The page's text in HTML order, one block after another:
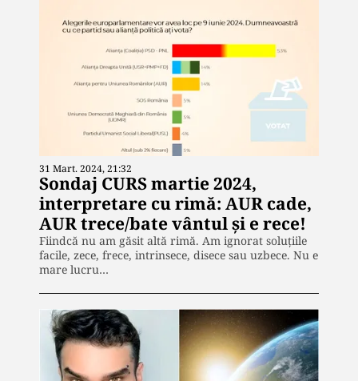
31 Mart. 2024, 21:32
Sondaj CURS martie 2024,
interpretare cu rimă: AUR cade,
AUR trece/bate vântul și e rece!
Fiindcă nu am găsit altă rimă. Am ignorat soluțiile
facile, zece, frece, intrinsece, disece sau uzbece. Nu e
mare lucru…